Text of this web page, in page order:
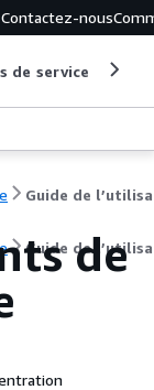
Contactez-nous
de service
Guide dede